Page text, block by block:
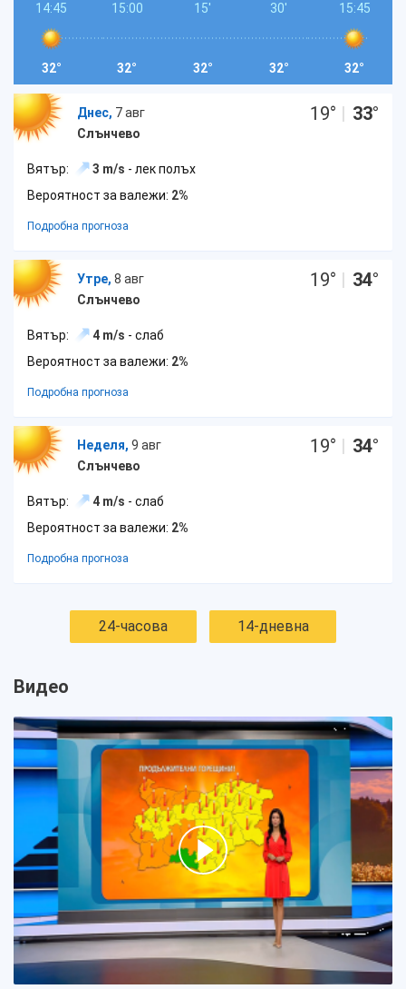
14:45
32°
15:00
32°
15'
32°
30'
32°
15:45
32°
Днес, 7 авг
Слънчево
19° | 33°
Вятър: 3 m/s - лек полъх
Вероятност за валежи: 2%
Подробна прогноза
Утре, 8 авг
Слънчево
19° | 34°
Вятър: 4 m/s - слаб
Вероятност за валежи: 2%
Подробна прогноза
Неделя, 9 авг
Слънчево
19° | 34°
Вятър: 4 m/s - слаб
Вероятност за валежи: 2%
Подробна прогноза
24-часова 14-дневна
Видео